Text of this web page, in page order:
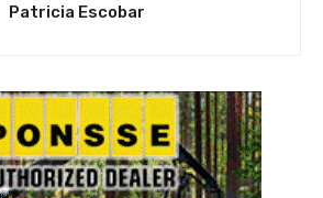
Patricia Escobar